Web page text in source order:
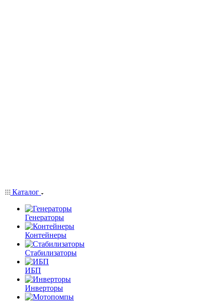
Каталог
Генераторы
Контейнеры
Стабилизаторы
ИБП
Инверторы